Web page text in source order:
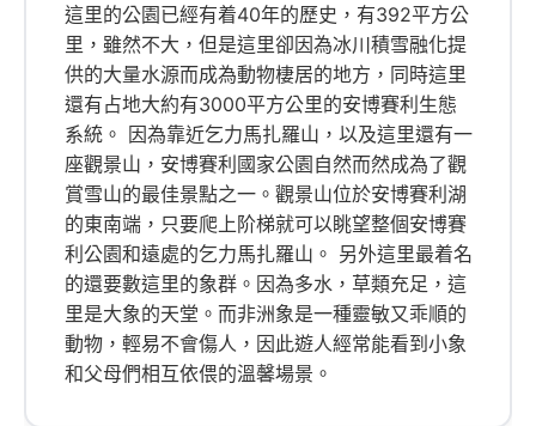
這里的公園已經有着40年的歷史，有392平方公
里，雖然不大，但是這里卻因為冰川積雪融化提
供的大量水源而成為動物棲居的地方，同時這里
還有占地大約有3000平方公里的安博賽利生態
系統。 因為靠近乞力馬扎羅山，以及這里還有一
座觀景山，安博賽利國家公園自然而然成為了觀
賞雪山的最佳景點之一。觀景山位於安博賽利湖
的東南端，只要爬上阶梯就可以眺望整個安博賽
利公園和遠處的乞力馬扎羅山。 另外這里最着名
的還要數這里的象群。因為多水，草類充足，這
里是大象的天堂。而非洲象是一種靈敏又乖順的
動物，輕易不會傷人，因此遊人經常能看到小象
和父母們相互依偎的溫馨場景。